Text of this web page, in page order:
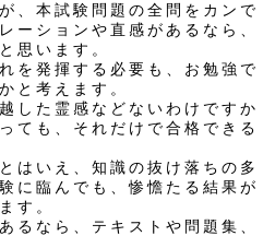
、本試験問題の全問をカンで
ーションや直感があるなら、
思います。
を発揮する必要も、お勉強で
と考えます。
した霊感などないわけですか
ても、それだけで合格できる
はいえ、知識の抜け落ちの多
に臨んでも、惨憺たる結果が
す。
るなら、テキストや問題集、